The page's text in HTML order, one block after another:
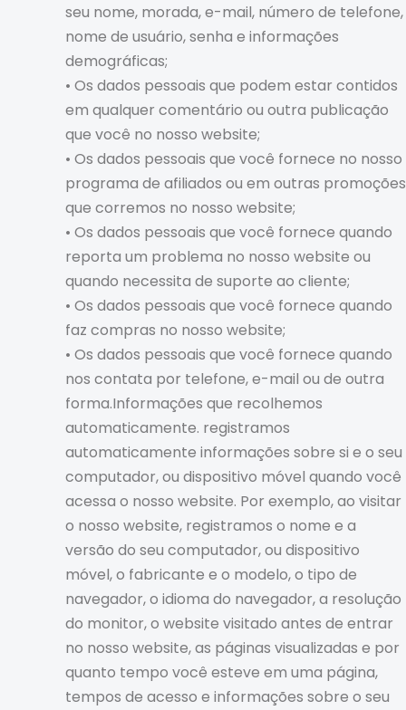
seu nome, morada, e-mail, número de telefone,
nome de usuário, senha e informações
demográficas;
• Os dados pessoais que podem estar contidos
em qualquer comentário ou outra publicação
que você no nosso website;
• Os dados pessoais que você fornece no nosso
programa de afiliados ou em outras promoções
que corremos no nosso website;
• Os dados pessoais que você fornece quando
reporta um problema no nosso website ou
quando necessita de suporte ao cliente;
• Os dados pessoais que você fornece quando
faz compras no nosso website;
• Os dados pessoais que você fornece quando
nos contata por telefone, e-mail ou de outra
forma.Informações que recolhemos
automaticamente. registramos
automaticamente informações sobre si e o seu
computador, ou dispositivo móvel quando você
acessa o nosso website. Por exemplo, ao visitar
o nosso website, registramos o nome e a
versão do seu computador, ou dispositivo
móvel, o fabricante e o modelo, o tipo de
navegador, o idioma do navegador, a resolução
do monitor, o website visitado antes de entrar
no nosso website, as páginas visualizadas e por
quanto tempo você esteve em uma página,
tempos de acesso e informações sobre o seu